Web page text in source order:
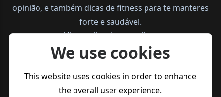
opinião, e também dicas de fitness para te manteres
forte e saudável.
Vive melhor, joga melhor.
We use cookies
This website uses cookies in order to enhance
the overall user experience.